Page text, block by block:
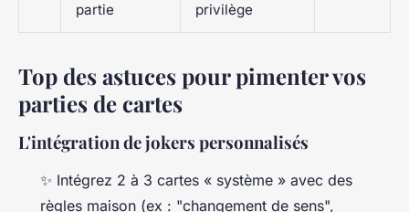
partie
privilège
Top des astuces pour pimenter vos
parties de cartes
L'intégration de jokers personnalisés
✨ Intégrez 2 à 3 cartes « système » avec des
règles maison (ex : "changement de sens",